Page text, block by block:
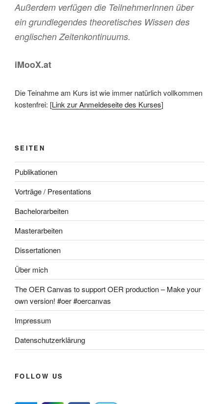
Außerdem verfügen die TeilnehmerInnen über
ein grundlegendes theoretisches Wissen des
englischen Zeitenkontinuums.
iMooX.at
Die Teinahme am Kurs ist wie immer natürlich vollkommen
kostenfrei: [Link zur Anmeldeseite des Kurses]
SEITEN
Publikationen
Vorträge / Presentations
Bachelorarbeiten
Masterarbeiten
Dissertationen
Über mich
The OER Canvas to support OER production – Make your
own version! #oer #oercanvas
Impressum
Datenschutzerklärung
FOLLOW US